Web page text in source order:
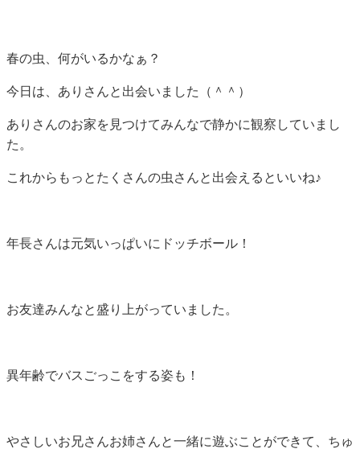
春の虫、何がいるかなぁ？
今日は、ありさんと出会いました（＾＾）
ありさんのお家を見つけてみんなで静かに観察していまし
た。
これからもっとたくさんの虫さんと出会えるといいね♪
年長さんは元気いっぱいにドッチボール！
お友達みんなと盛り上がっていました。
異年齢でバスごっこをする姿も！
やさしいお兄さんお姉さんと一緒に遊ぶことができて、ちゅ